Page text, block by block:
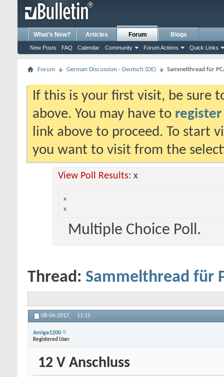
What's New? Articles Forum
New Posts FAQ Calendar Community Forum Actions Quick Links
Blogs
Forum German Discussion - Deutsch (DE) Sammelthread für
If this is your first visit, be sure
above. You may have to register
link above to proceed. To start
you want to visit from the
View Poll Results: x
x
x
Multiple Choice Poll.
Thread: Sammelthread für
08-04-2017, 11:15
Amiga1200
Registered User
12 V Anschluss